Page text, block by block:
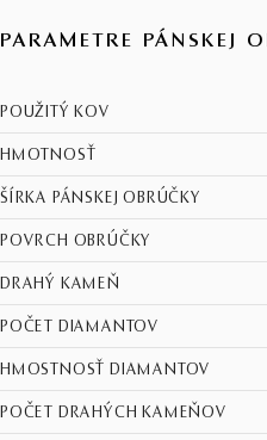
PARAMETRE PÁNSKEJ
POUŽITÝ KOV
HMOTNOSŤ
ŠÍRKA PÁNSKEJ OBRÚČKY
POVRCH OBRÚČKY
DRAHÝ KAMEŇ
POČET DIAMANTOV
HMOSTNOSŤ DIAMANTOV
POČET DRAHÝCH KAMEŇOV